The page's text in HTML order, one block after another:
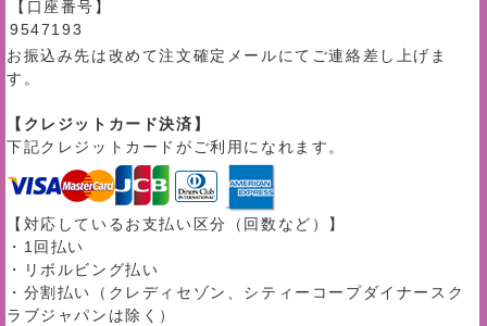
【口座番号】
9547193
お振込み先は改めて注文確定メールにてご連絡差し上げま
す。
【クレジットカード決済】
下記クレジットカードがご利用になれます。
【対応しているお支払い区分（回数など）】
・1回払い
・リボルビング払い
・分割払い（クレディセゾン、シティーコープダイナースク
ラブジャパンは除く）